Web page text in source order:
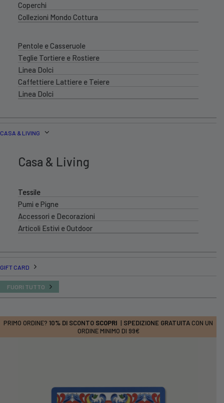
Coperchi
Collezioni Mondo Cottura
Pentole e Casseruole
Teglie Tortiere e Rostiere
Linea Dolci
Caffettiere Lattiere e Teiere
Linea Dolci
CASA & LIVING
Casa & Living
Tessile
Pumi e Pigne
Accessori e Decorazioni
Articoli Estivi e Outdoor
GIFT CARD
FUORI TUTTO
PRIMO ORDINE? 10% DI SCONTO SCOPRI | SPEDIZIONE GRATUITA CON UN
ORDINE MINIMO DI 99€